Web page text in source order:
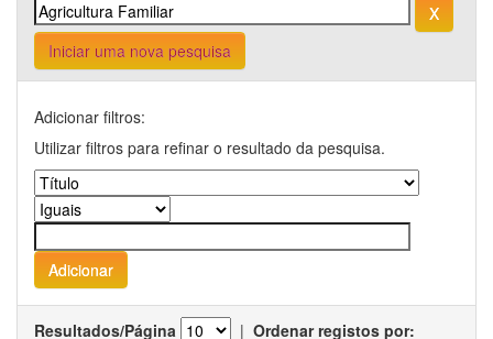
Iniciar uma nova pesquisa
Adicionar filtros:
Utilizar filtros para refinar o resultado da pesquisa.
Resultados/Página | Ordenar registos por: